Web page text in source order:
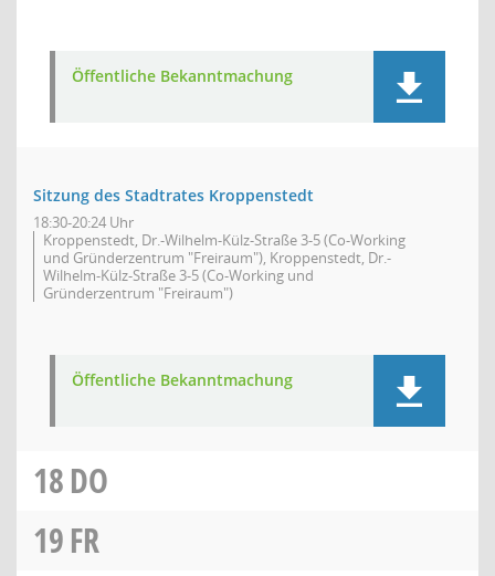
Öffentliche Bekanntmachung
Sitzung des Stadtrates Kroppenstedt
18:30-20:24 Uhr
Kroppenstedt, Dr.-Wilhelm-Külz-Straße 3-5 (Co-Working
und Gründerzentrum "Freiraum"), Kroppenstedt, Dr.-
Wilhelm-Külz-Straße 3-5 (Co-Working und
Gründerzentrum "Freiraum")
Öffentliche Bekanntmachung
18DO
19FR